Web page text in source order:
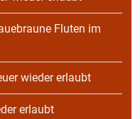
Fluten im
wieder erlaubt
erlaubt